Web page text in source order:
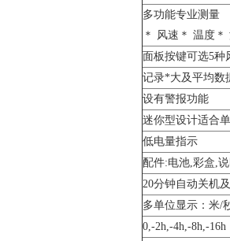
多功能专业测量
＊ 风速＊ 温度
面板按键可选5种
记录*大及平均数
设有警报功能
迷你型设计适合
低电量指示
配件:电池,彩盒,
20分钟自动关机
多单位显示：米/
0,-2h,-4h,-8h,-